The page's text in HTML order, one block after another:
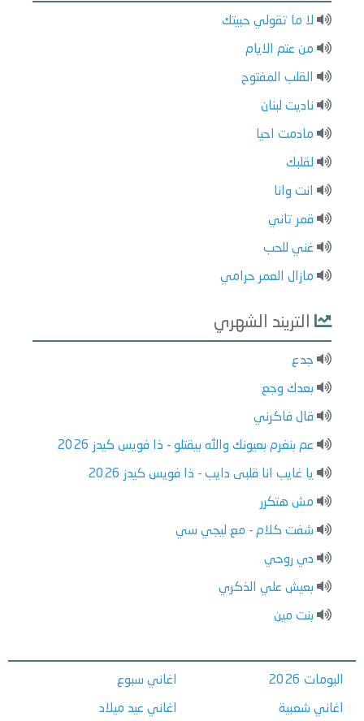
لا ما تقولي حبيتك
من عتم الايام
القلب المفتوح
ناديت لبنان
مادمت احيا
لقلبك
انت وانا
قمر تاني
غني للحب
مازال العمر حرامي
التريند الشهري
جدع
بعدك وجع
قال فاكرني
عم بنغرم بعيونك والله بيقتلو - ذا فويس كيدز 2026
يا غايب انا قلبى دايب - ذا فويس كيدز 2026
مش هتكرر
شفت كلام - مع ليجي سي
دي روحي
بعيش علي الذكري
بنت مين
البومات 2026
اغاني شعبية
اغاني سبوع
اغاني عيد ميلاد